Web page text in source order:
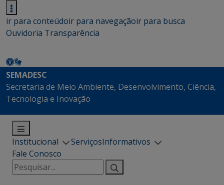
ir para conteúdoir para navegaçãoir para busca
Ouvidoria Transparência
SEMADESC
Secretaria de Meio Ambiente, Desenvolvimento, Ciência,
Tecnologia e Inovação
Institucional ServiçosInformativos
Fale Conosco
Pesquisar
por: